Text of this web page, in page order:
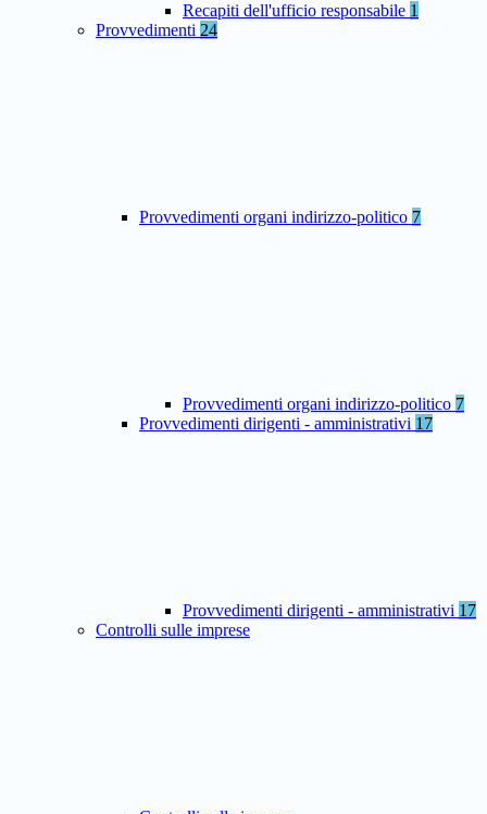
Recapiti dell'ufficio responsabile 1
Provvedimenti 24
Provvedimenti organi indirizzo-politico 7
Provvedimenti organi indirizzo-politico 7
Provvedimenti dirigenti - amministrativi 17
Provvedimenti dirigenti - amministrativi 17
Controlli sulle imprese